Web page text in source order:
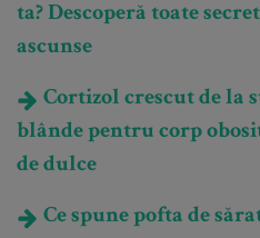
ta? Descoperă toate
ascunse
Cortizol crescut de la
blânde pentru corp
de dulce
Ce spune pofta de